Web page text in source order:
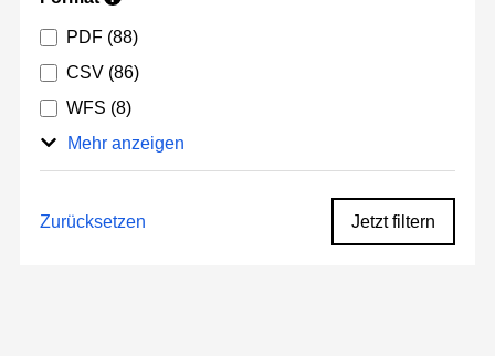
PDF (88)
CSV (86)
WFS (8)
Mehr anzeigen
Zurücksetzen Jetzt filtern